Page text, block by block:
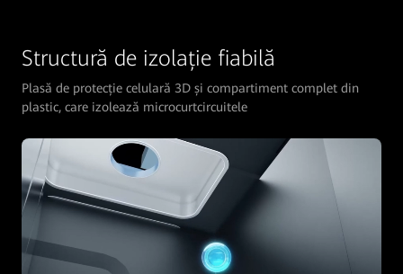
Structură de izolație fiabilă
Plasă de protecție celulară 3D și compartiment complet din
plastic, care izolează microcurtcircuitele